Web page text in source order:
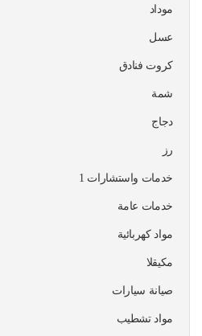
موداد
عسل
كروت فنادق
شمة
دجاج
رز
1 خدمات واستشارات
خدمات عامة
مواد كهربائية
مكيقلا
صيانة سيارات
مواد تشطيب